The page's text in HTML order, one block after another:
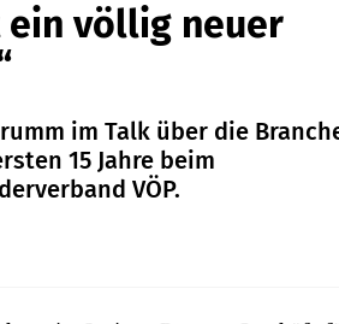
ein völlig neuer
im Talk über die
15 Jahre beim
VÖP.